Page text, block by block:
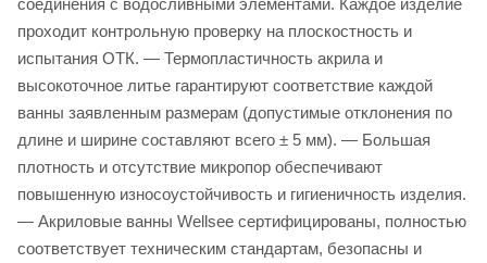
проходит контрольную проверку на плоскостность и
испытания ОТК. — Термопластичность акрила и
высокоточное литьe гарантируют соответствие каждой
ванны заявленным размерам (допустимые отклонения по
длине и ширине составляют всего ± 5 мм). — Большая
плотность и отсутствие микропор обеспечивают
повышенную износоустойчивость и гигиеничность изделия.
— Акриловые ванны Wellsee сертифицированы, полностью
соответствует техническим стандартам, безопасны и